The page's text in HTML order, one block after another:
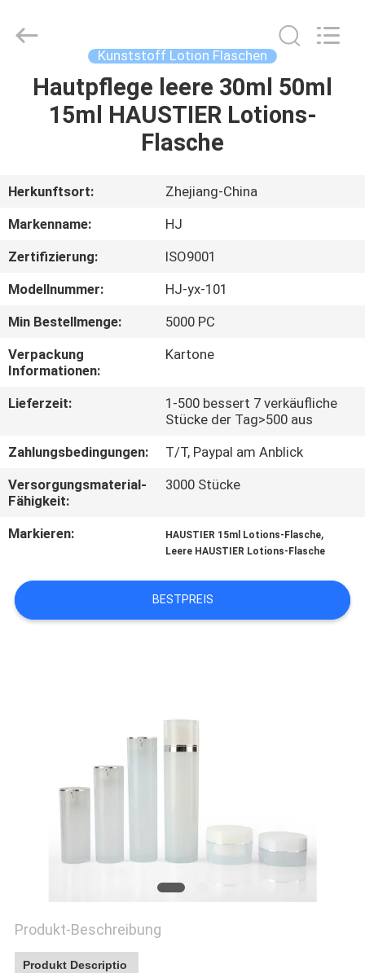
HAUS
ÜBER
UNS
FABRIK-
AUSFLUG
QUALITÄTSKONTROLLE
TRETEN
MIT
UNS
IN
VERBINDUNG
FORDERN
SIE
PRIVACY
POLICY
Plastic
Kunststoff Lotion Flaschen
Hautpflege leere 30ml 50ml
15ml HAUSTIER Lotions-
Flasche
Herkunftsort:
Zhejiang-China
Markenname:
HJ
Zertifizierung:
ISO9001
Modellnummer:
HJ-yx-101
Min Bestellmenge:
5000 PC
Verpackung
Informationen:
Kartone
Lieferzeit:
1-500 bessert 7 verkäufliche
Stücke der Tag>500 aus
Zahlungsbedingungen:
T/T, Paypal am Anblick
Versorgungsmaterial-
Fähigkeit:
3000 Stücke
Markieren: HAUSTIER 15ml Lotions-Flasche,
Leere HAUSTIER Lotions-Flasche
BESTPREIS
Produkt-Beschreibung
Produkt Descriptio